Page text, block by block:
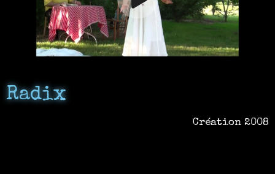
Radix
Création 2008